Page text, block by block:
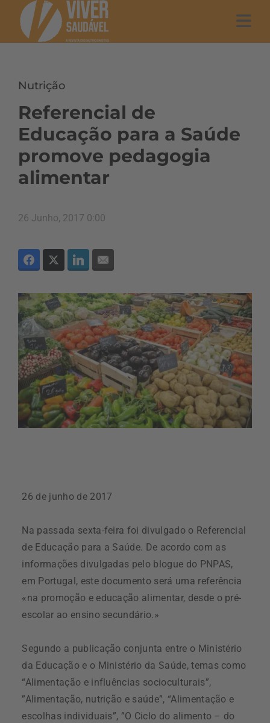
Nutrição
Referencial de
Educação para a Saúde
promove pedagogia
alimentar
26 Junho, 2017 0:00
26 de junho de 2017
Na passada sexta-feira foi divulgado o Referencial
de Educação para a Saúde. De acordo com as
informações divulgadas pelo blogue do PNPAS,
em Portugal, este documento será uma referência
«na promoção e educação alimentar, desde o pré-
escolar ao ensino secundário.»
Segundo a publicação conjunta entre o Ministério
da Educação e o Ministério da Saúde, temas como
“Alimentação e influências socioculturais”,
”Alimentação, nutrição e saúde”, “Alimentação e
escolhas individuais”, ”O Ciclo do alimento – do